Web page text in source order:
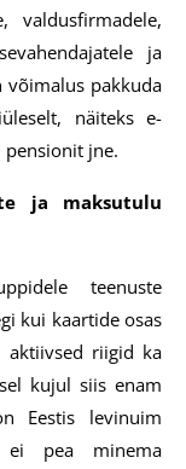
valdusfirmadele,
ja
võimalus pakkuda
näiteks e-
jne.
ja maksutulu
teenuste
kui kaartide osas
aktiivsed riigid ka
kujul siis enam
Eestis levinuim
ei pea minema